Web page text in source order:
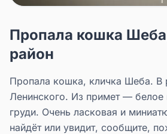
Пропала кошка
район
Пропала кошка, кличка Шеба. В
Ленинского. Из примет — белое
груди. Очень ласковая и
найдёт или увидит, сообщите,